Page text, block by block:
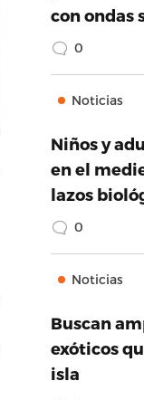
con ondas
0
Noticias
Niños y
en el
lazos
0
Noticias
Buscan
exóticos
isla